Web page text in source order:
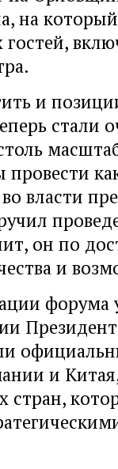
на
и
стали
власти
он по
и
форума
и
стран,